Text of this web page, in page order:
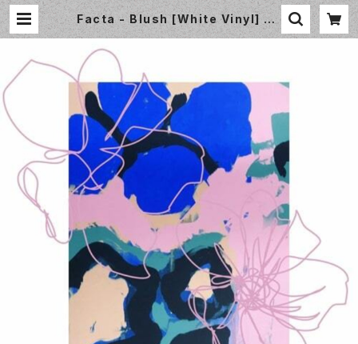
Facta - Blush [White Vinyl] Wi
sdom Teeth (WSDMLP002W)